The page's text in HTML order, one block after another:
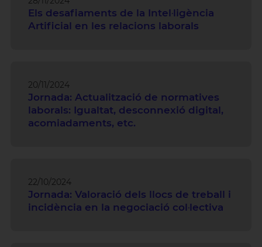
Els desafiaments de la Intel·ligència
Artificial en les relacions laborals
20/11/2024
Jornada: Actualització de normatives
laborals: Igualtat, desconnexió digital,
acomiadaments, etc.
22/10/2024
Jornada: Valoració dels llocs de treball i
incidència en la negociació col·lectiva